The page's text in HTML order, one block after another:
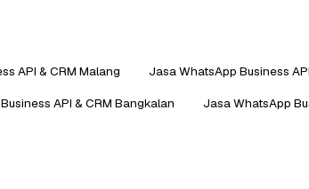
API & CRM Malang Jasa WhatsApp Business
API & CRM Bangkalan Jasa WhatsApp